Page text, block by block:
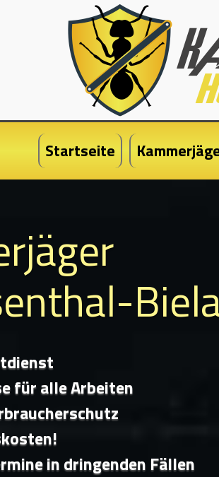
Startseite
für alle Arbeiten
in dringenden Fällen